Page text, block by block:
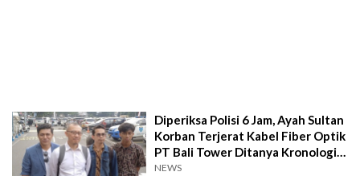
Diperiksa Polisi 6 Jam, Ayah Sultan
Korban Terjerat Kabel Fiber Optik
PT Bali Tower Ditanya Kronologi
Kejadian
NEWS